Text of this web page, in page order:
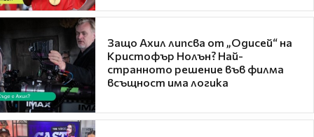
Защо Ахил липсва от „Одисей“ на
Кристофър Нолън? Най-
странното решение във филма
всъщност има логика